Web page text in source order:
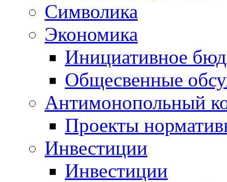
Символика
Экономика
Инициативное
Общесвенные
Антимонопольный
Проекты
Инвестиции
Инвестиции